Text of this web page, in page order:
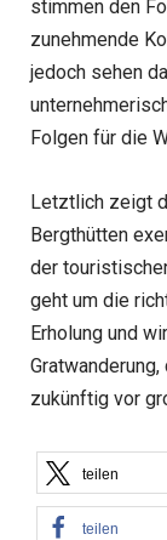
stimmen den
zunehmende
jedoch sehen
Folgen für die
Letztlich zeigt
Bergthütten
der
geht um die
Erholung und
zukünftig vor
teilen
teilen